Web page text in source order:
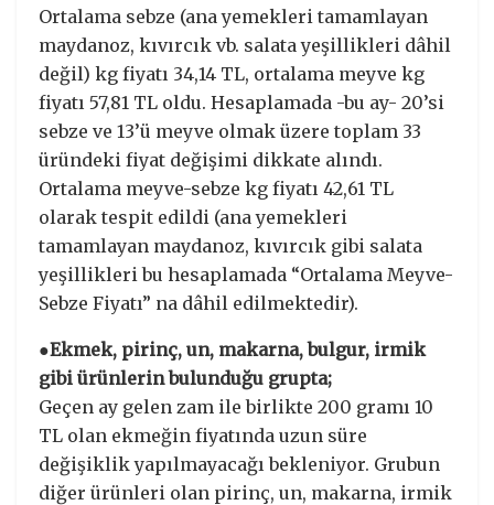
Ortalama sebze (ana yemekleri tamamlayan
maydanoz, kıvırcık vb. salata yeşillikleri dâhil
değil) kg fiyatı 34,14 TL, ortalama meyve kg
fiyatı 57,81 TL oldu. Hesaplamada -bu ay- 20’si
sebze ve 13’ü meyve olmak üzere toplam 33
üründeki fiyat değişimi dikkate alındı.
Ortalama meyve-sebze kg fiyatı 42,61 TL
olarak tespit edildi (ana yemekleri
tamamlayan maydanoz, kıvırcık gibi salata
yeşillikleri bu hesaplamada “Ortalama Meyve-
Sebze Fiyatı” na dâhil edilmektedir).
●Ekmek, pirinç, un, makarna, bulgur, irmik
gibi ürünlerin bulunduğu grupta;
Geçen ay gelen zam ile birlikte 200 gramı 10
TL olan ekmeğin fiyatında uzun süre
değişiklik yapılmayacağı bekleniyor. Grubun
diğer ürünleri olan pirinç, un, makarna, irmik